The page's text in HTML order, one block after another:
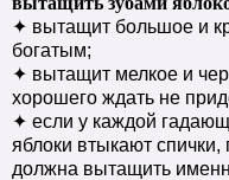
✦ вытащит большое и
богатым;
✦ вытащит мелкое и
хорошего ждать не
✦ если у каждой
яблоки втыкают
должна вытащить